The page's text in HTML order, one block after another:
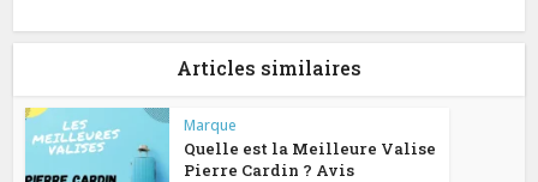
Articles similaires
Marque
Quelle est la Meilleure Valise
Pierre Cardin ? Avis